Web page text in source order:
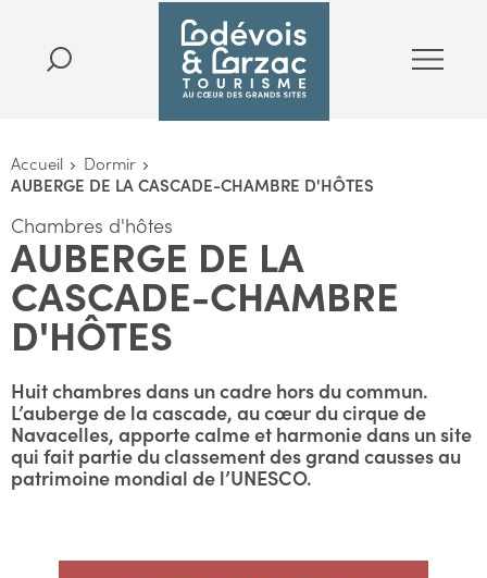
Accueil
Dormir
AUBERGE DE LA CASCADE-CHAMBRE D'HÔTES
Chambres d'hôtes
AUBERGE DE LA
CASCADE-CHAMBRE
D'HÔTES
Huit chambres dans un cadre hors du commun.
L’auberge de la cascade, au cœur du cirque de
Navacelles, apporte calme et harmonie dans un site
qui fait partie du classement des grand causses au
patrimoine mondial de l’UNESCO.